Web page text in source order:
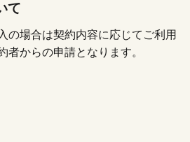
て
の場合は契約内容に応じてご利用
者からの申請となります。